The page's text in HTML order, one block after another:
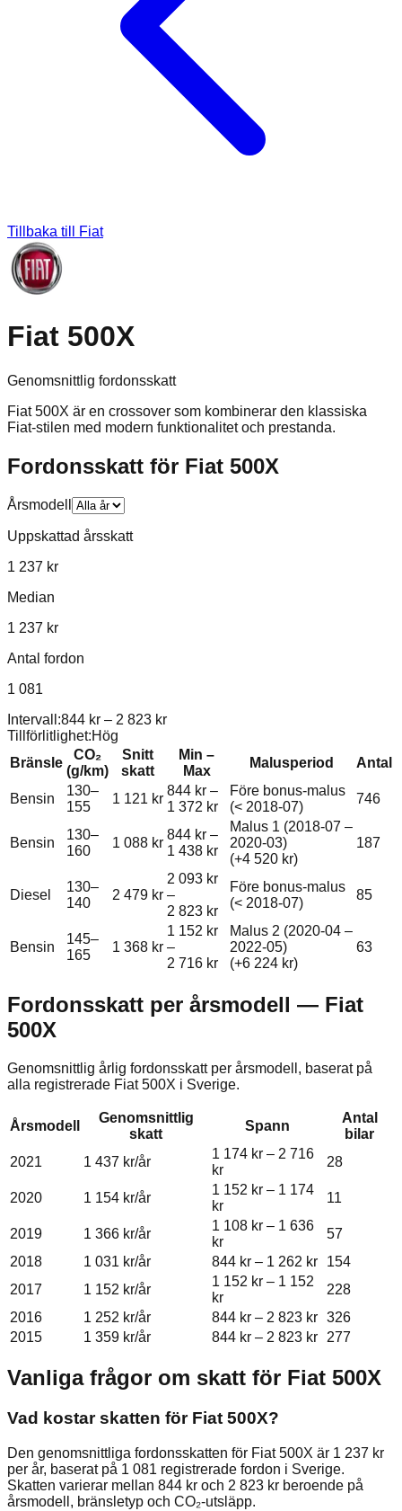
Tillbaka till Fiat
Fiat 500X
Genomsnittlig fordonsskatt
Fiat 500X är en crossover som kombinerar den klassiska
Fiat-stilen med modern funktionalitet och prestanda.
Fordonsskatt för Fiat 500X
Årsmodell
Uppskattad årsskatt
1 237 kr
Median
1 237 kr
Antal fordon
1 081
Intervall:844 kr – 2 823 kr
Tillförlitlighet:Hög
Bränsle
CO₂
(g/km)
Snitt
skatt
Min –
Max
Malusperiod Antal
Bensin
130–
155
1 121 kr
844 kr –
1 372 kr
Före bonus-malus
(< 2018-07)
746
Bensin
130–
160
1 088 kr
844 kr –
1 438 kr
Malus 1 (2018-07 –
2020-03)
(+4 520 kr)
187
Diesel
130–
140
2 479 kr
2 093 kr
–
2 823 kr
Före bonus-malus
(< 2018-07)
85
Bensin
145–
165
1 368 kr
1 152 kr
–
2 716 kr
Malus 2 (2020-04 –
2022-05)
(+6 224 kr)
63
Fordonsskatt per årsmodell — Fiat
500X
Genomsnittlig årlig fordonsskatt per årsmodell, baserat på
alla registrerade Fiat 500X i Sverige.
Årsmodell
Genomsnittlig
skatt
Spann
Antal
bilar
2021
1 437 kr/år
1 174 kr – 2 716
kr
28
2020 1 154 kr/år
1 152 kr – 1 174
kr
11
2019 1 366 kr/år
1 108 kr – 1 636
kr
57
2018
1 031 kr/år 844 kr – 1 262 kr
154
2017
1 152 kr/år
1 152 kr – 1 152
kr
228
2016
1 252 kr/år 844 kr – 2 823 kr 326
2015
1 359 kr/år 844 kr – 2 823 kr 277
Vanliga frågor om skatt för Fiat 500X
Vad kostar skatten för Fiat 500X?
Den genomsnittliga fordonsskatten för Fiat 500X är 1 237 kr
per år, baserat på 1 081 registrerade fordon i Sverige.
Skatten varierar mellan 844 kr och 2 823 kr beroende på
årsmodell, bränsletyp och CO₂-utsläpp.